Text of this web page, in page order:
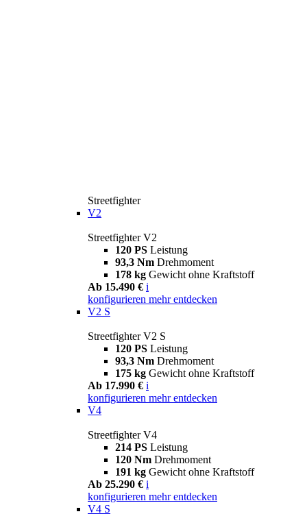
Streetfighter
V2
Streetfighter V2
120 PS Leistung
93,3 Nm Drehmoment
178 kg Gewicht ohne Kraftstoff
Ab 15.490 € i
konfigurieren mehr entdecken
V2 S
Streetfighter V2 S
120 PS Leistung
93,3 Nm Drehmoment
175 kg Gewicht ohne Kraftstoff
Ab 17.990 € i
konfigurieren mehr entdecken
V4
Streetfighter V4
214 PS Leistung
120 Nm Drehmoment
191 kg Gewicht ohne Kraftstoff
Ab 25.290 € i
konfigurieren mehr entdecken
V4 S